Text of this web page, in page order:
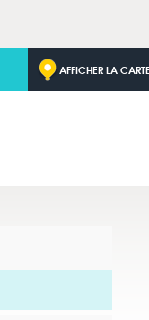
AFFICHER LA